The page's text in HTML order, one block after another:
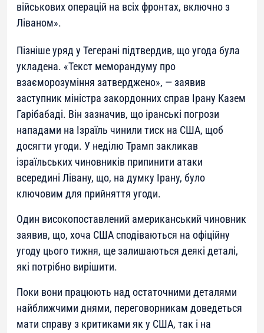
військових операцій на всіх фронтах, включно з
Ліваном».
Пізніше уряд у Тегерані підтвердив, що угода була
укладена. «Текст меморандуму про
взаєморозуміння затверджено», — заявив
заступник міністра закордонних справ Ірану Казем
Гарібабаді. Він зазначив, що іранські погрози
нападами на Ізраїль чинили тиск на США, щоб
досягти угоди. У неділю Трамп закликав
ізраїльських чиновників припинити атаки
всередині Лівану, що, на думку Ірану, було
ключовим для прийняття угоди.
Один високопоставлений американський чиновник
заявив, що, хоча США сподіваються на офіційну
угоду цього тижня, ще залишаються деякі деталі,
які потрібно вирішити.
Поки вони працюють над остаточними деталями
найближчими днями, переговорникам доведеться
мати справу з критиками як у США, так і на